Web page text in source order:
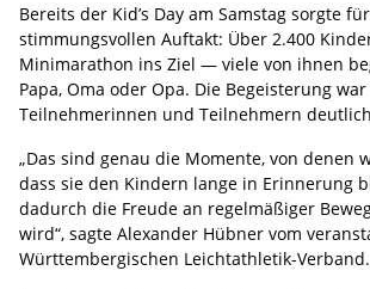
Bereits der Kid’s Day am Samstag sorgte
stimmungsvollen Auftakt: Über 2.400
Minimarathon ins Ziel — viele von ihnen
Papa, Oma oder Opa. Die Begeisterung
Teilnehmerinnen und Teilnehmern
„Das sind genau die Momente, von denen
dass sie den Kindern lange in Erinnerung
dadurch die Freude an regelmäßiger
wird“, sagte Alexander Hübner vom
Württembergischen Leichtathletik-Verband.